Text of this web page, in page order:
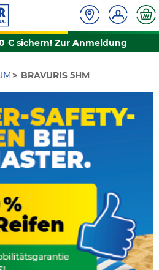
€ sichern! Zur Anmeldung
BRAVURIS 5HM